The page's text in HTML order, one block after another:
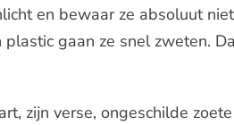
en bewaar ze absoluut
gaan ze snel zweten.
zijn verse, ongeschilde